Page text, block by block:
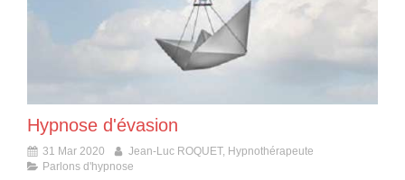
Hypnose d'évasion
31 Mar 2020
Jean-Luc ROQUET, Hypnothérapeute
Parlons d'hypnose